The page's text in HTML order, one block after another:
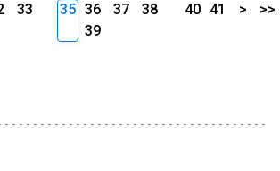
33
35 36 37
38
39
40 41 > >>